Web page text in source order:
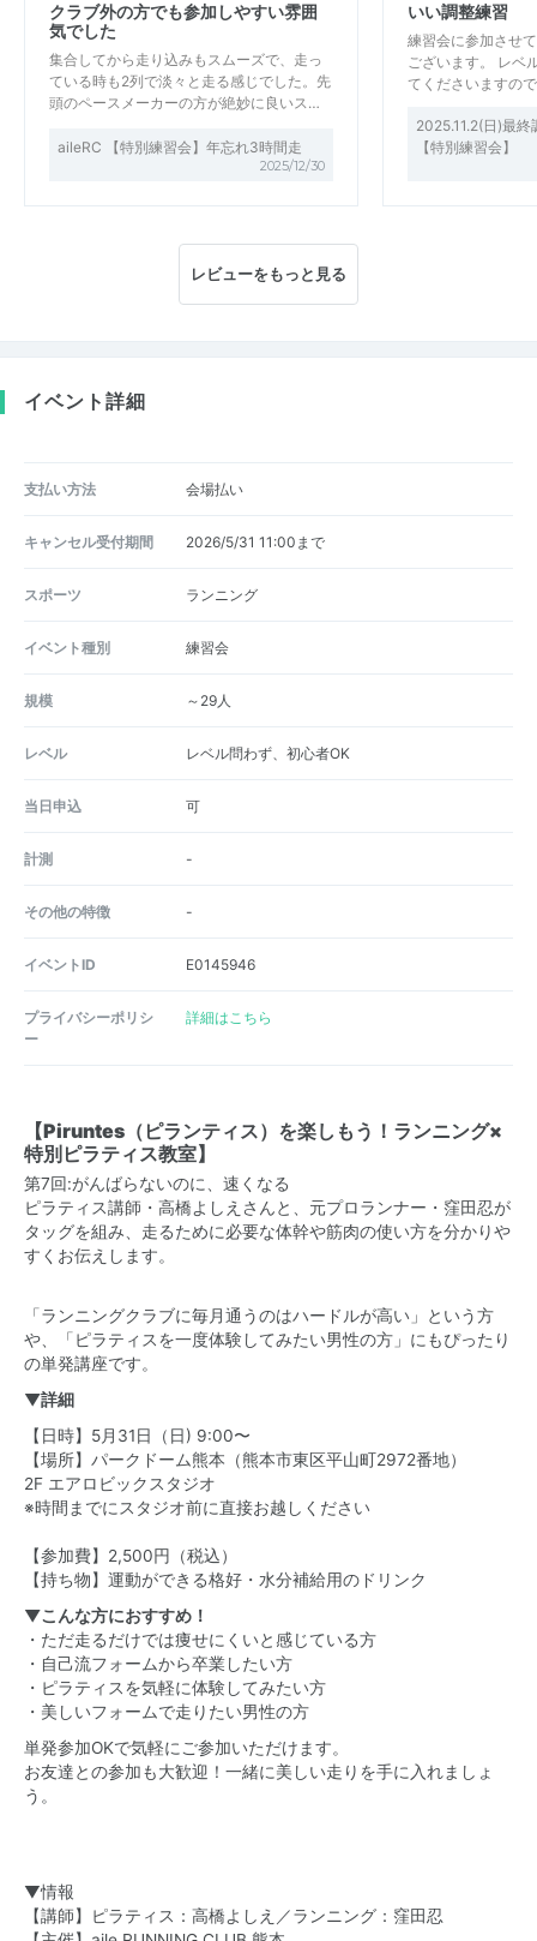
クラブ外の方でも参加しやすい雰囲
気でした
集合してから走り込みもスムーズで、走っ
ている時も2列で淡々と走る感じでした。先
頭のペースメーカーの方が絶妙に良いス…
aileRC 【特別練習会】年忘れ3時間走
2025/12/30
いい調整練習
練習会に参加させ
ございます。 レベ
てくださいますの
2025.11.2(日)最
【特別練習会】
レビューをもっと見る
イベント詳細
支払い方法 会場払い
キャンセル受付期間 2026/5/31 11:00まで
スポーツ ランニング
イベント種別 練習会
規模 ～29人
レベル レベル問わず、初心者OK
当日申込 可
計測 -
その他の特徴 -
イベントID E0145946
プライバシーポリシ
ー
詳細はこちら
【Piruntes（ピランティス）を楽しもう！ランニング×
特別ピラティス教室】
第7回:がんばらないのに、速くなる
ピラティス講師・高橋よしえさんと、元プロランナー・窪田忍が
タッグを組み、走るために必要な体幹や筋肉の使い方を分かりや
すくお伝えします。
「ランニングクラブに毎月通うのはハードルが高い」という方
や、「ピラティスを一度体験してみたい男性の方」にもぴったり
の単発講座です。
▼詳細
【日時】5月31日（日) 9:00〜
【場所】パークドーム熊本（熊本市東区平山町2972番地）
2F エアロビックスタジオ
※時間までにスタジオ前に直接お越しください
【参加費】2,500円（税込）
【持ち物】運動ができる格好・水分補給用のドリンク
▼こんな方におすすめ！
・ただ走るだけでは痩せにくいと感じている方
・自己流フォームから卒業したい方
・ピラティスを気軽に体験してみたい方
・美しいフォームで走りたい男性の方
単発参加OKで気軽にご参加いただけます。
お友達との参加も大歓迎！一緒に美しい走りを手に入れましょ
う。
▼情報
【講師】ピラティス：高橋よしえ／ランニング：窪田忍